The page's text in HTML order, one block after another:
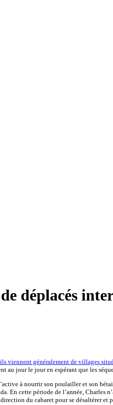
déplacés
ils viennent généralement de villages
au jour le jour en espérant que les
à nourrir son poulailler et son
cette période de l’année, Charles
du cabaret pour se désaltérer et